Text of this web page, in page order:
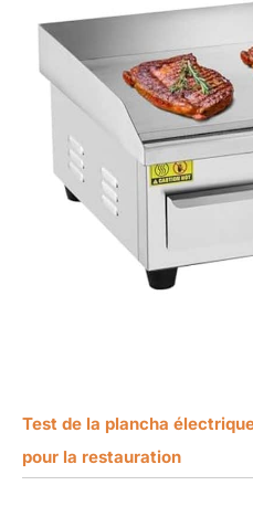
Test de la plancha
pour la restauration